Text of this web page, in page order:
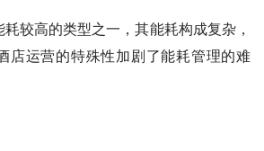
较高的类型之一，其能耗构成复杂，
店运营的特殊性加剧了能耗管理的难